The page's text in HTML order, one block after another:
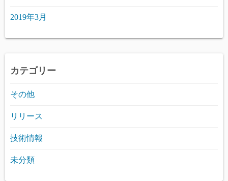
2019年3月
カテゴリー
その他
リリース
技術情報
未分類